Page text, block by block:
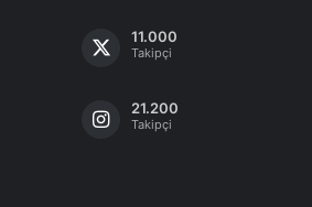
11.000
Takipçi
21.200
Takipçi